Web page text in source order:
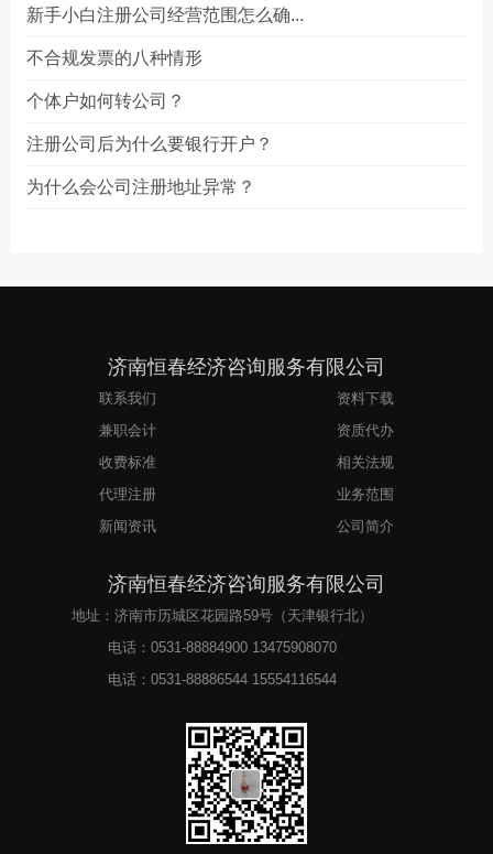
新手小白注册公司经营范围怎么确...
不合规发票的八种情形
个体户如何转公司？
注册公司后为什么要银行开户？
为什么会公司注册地址异常？
济南恒春经济咨询服务有限公司
联系我们
资料下载
兼职会计
资质代办
收费标准
相关法规
代理注册
业务范围
新闻资讯
公司简介
济南恒春经济咨询服务有限公司
地址：济南市历城区花园路59号（天津银行北）
电话：0531-88884900 13475908070
电话：0531-88886544 15554116544